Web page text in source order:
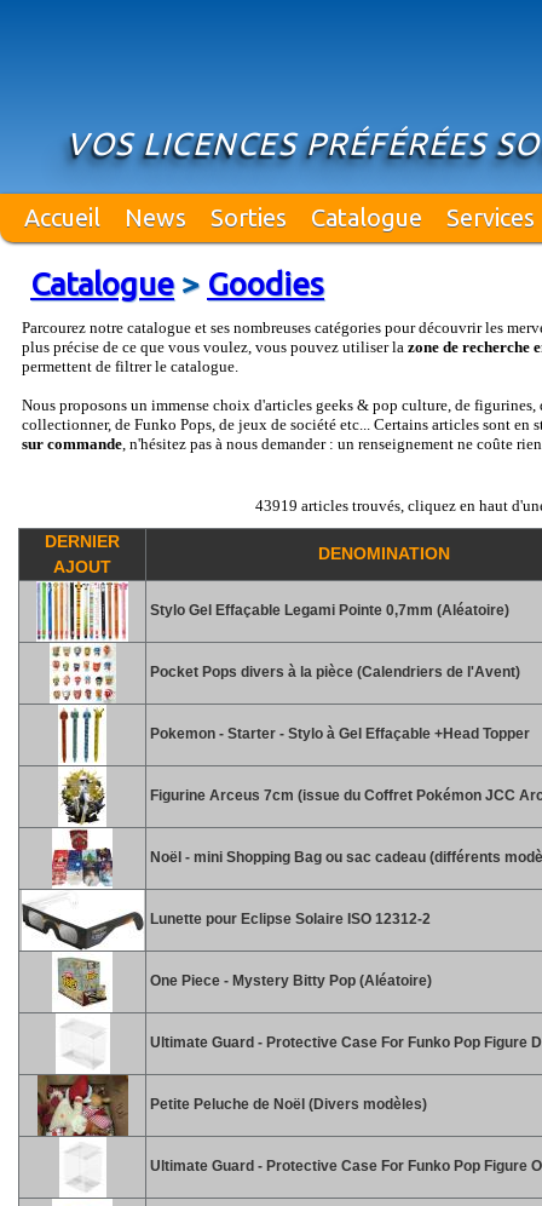
VOS LICENCES PRÉFÉRÉES
Accueil News Sorties Catalogue Services
Catalogue> Goodies
Parcourez notre catalogue et ses nombreuses catégories pour découvrir les
plus précise de ce que vous voulez, vous pouvez utiliser la zone de recherche
permettent de filtrer le catalogue.
Nous proposons un immense choix d'articles geeks & pop culture, de figurines,
collectionner, de Funko Pops, de jeux de société etc... Certains articles sont en
sur commande, n'hésitez pas à nous demander : un renseignement ne coûte
43919 articles trouvés, cliquez en haut
DERNIER
AJOUT
DENOMINATION
Stylo Gel Effaçable Legami Pointe 0,7mm (Aléatoire)
Pocket Pops divers à la pièce (Calendriers de l'Avent)
Pokemon - Starter - Stylo à Gel Effaçable +Head Topper
Figurine Arceus 7cm (issue du Coffret Pokémon JCC
Noël - mini Shopping Bag ou sac cadeau (différents
Lunette pour Eclipse Solaire ISO 12312-2
One Piece - Mystery Bitty Pop (Aléatoire)
Ultimate Guard - Protective Case For Funko Pop Figure
Petite Peluche de Noël (Divers modèles)
Ultimate Guard - Protective Case For Funko Pop Figure